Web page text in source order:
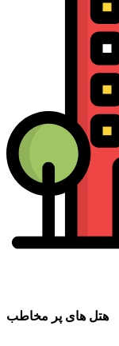
هتل های پر مخاطب